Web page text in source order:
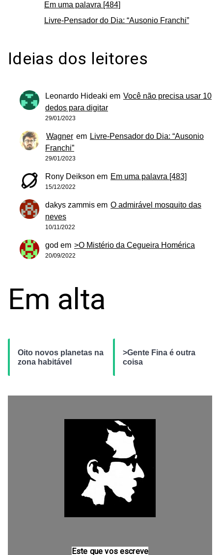
Em uma palavra [484]
Livre-Pensador do Dia: “Ausonio Franchi”
Ideias dos leitores
Leonardo Hideaki em Você não precisa usar 10
dedos para digitar
29/01/2023
Wagner em Livre-Pensador do Dia: “Ausonio
Franchi”
29/01/2023
Rony Deikson em Em uma palavra [483]
15/12/2022
dakys zammis em O admirável mosquito das
neves
10/11/2022
god em >O Mistério da Cegueira Homérica
20/09/2022
Em alta
Oito novos planetas na
zona habitável
>Gente Fina é outra
coisa
Este que vos escreve